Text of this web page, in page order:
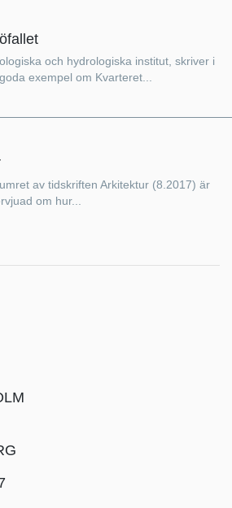
och hydrologiska institut, skriver i
exempel om Kvarteret...
av tidskriften Arkitektur (8.2017) är
om hur...